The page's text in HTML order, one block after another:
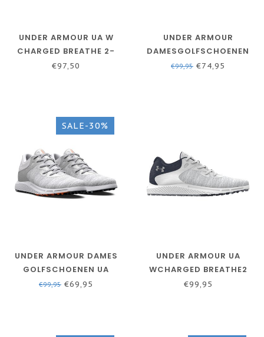
UNDER ARMOUR UA W
CHARGED BREATHE 2-
WHITE / WHITE /
€97,50
UNDER ARMOUR
DAMESGOLFSCHOENEN
UA CHARGED BREATHE 2
€99,95 €74,95
SALE-30%
UNDER ARMOUR DAMES
GOLFSCHOENEN UA
CHARGED BREATHE 2
€99,95 €69,95
UNDER ARMOUR UA
WCHARGED BREATHE2
KNIT SL-HALO GRAY /
€99,95